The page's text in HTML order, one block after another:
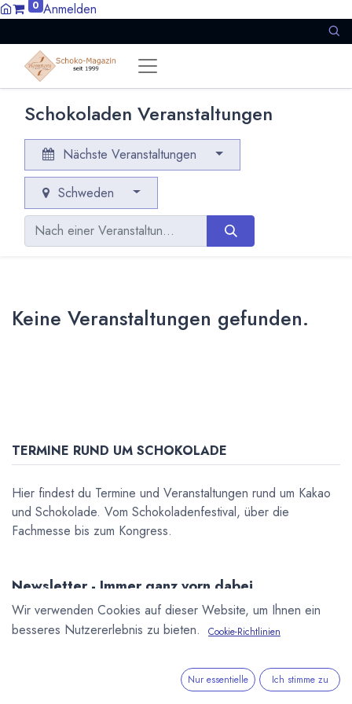
0 Anmelden
Schokoladen Veranstaltungen
Nächste Veranstaltungen
Schweden
Keine Veranstaltungen gefunden.
TERMINE RUND UM SCHOKOLADE
Hier findest du Termine und Veranstaltungen rund um Kakao
und Schokolade. Vom Schokoladenfestival, über die
Fachmesse bis zum Kongress.
Newsletter - Immer ganz vorn dabei.
Sei der Erste, der über die neuesten Nachrichten, Produkte
und Trends informiert wird.
Abonnieren
Wir verwenden Cookies auf dieser Website, um Ihnen ein
besseres Nutzererlebnis zu bieten.
Cookie-Richtlinien
Nur essentielle Ich stimme zu